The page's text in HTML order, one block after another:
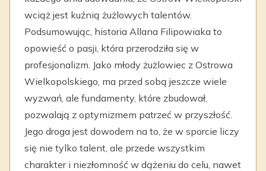
wciąż jest kuźnią żużlowych talentów.
Podsumowując, historia Allana Filipowiaka to
opowieść o pasji, która przerodziła się w
profesjonalizm. Jako młody żużlowiec z Ostrowa
Wielkopolskiego, ma przed sobą jeszcze wiele
wyzwań, ale fundamenty, które zbudował,
pozwalają z optymizmem patrzeć w przyszłość.
Jego droga jest dowodem na to, że w sporcie liczy
się nie tylko talent, ale przede wszystkim
charakter i niezłomność w dążeniu do celu, nawet